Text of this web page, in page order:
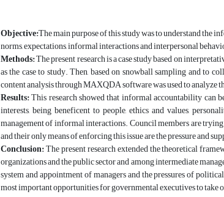
Objective:The main purpose of this study was to understand
norms, expectations, informal interactions and interpersonal
Methods:The present research is a case study based on
as the case to study. Then, based on snowball sampling and to
content analysis through MAXQDA software was used to analyze
Results:This research showed that informal accountability
interests, being beneficent to people, ethics and values,
management of informal interactions. Council members are
and their only means of enforcing this issue are the pressure and
Conclusion:The present research extended the theoretical
organizations and the public sector and among intermediate
system and appointment of managers and the pressures of
most important opportunities for governmental executives to